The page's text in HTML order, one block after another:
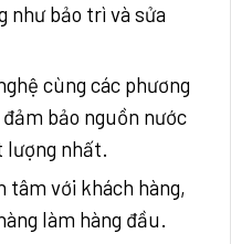
như bảo trì và sửa
cùng các phương
bảo nguồn nước
lượng nhất.
tâm với khách hàng,
làm hàng đầu.